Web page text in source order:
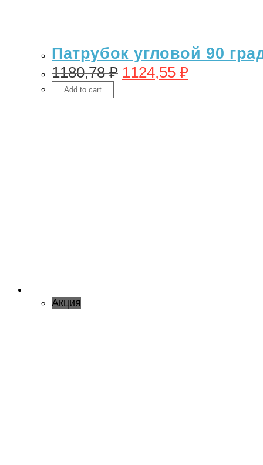
Патрубок угловой 90
1180,78₽ 1124,55 ₽
Add to cart
Акция